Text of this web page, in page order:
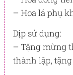
chính xác nhất
– Hoa lá phụ
Dịp sử dụng:
– Tặng mừng
thành lập,